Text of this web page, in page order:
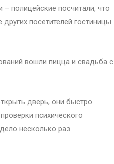
полицейские посчитали, что
посетителей гостиницы.
вошли пицца и свадьба с
дверь, они быстро
психического
несколько раз.